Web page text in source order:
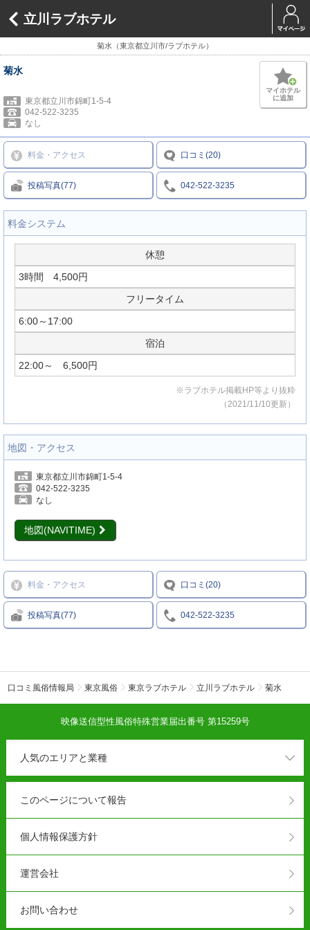
立川ラブホテル
菊水（東京都立川市/ラブホテル）
菊水
東京都立川市錦町1-5-4
042-522-3235
なし
マイホテル
に追加
料金・アクセス 口コミ(20)
投稿写真(77) 042-522-3235
料金システム
休憩
3時間 4,500円
フリータイム
6:00～17:00
宿泊
22:00～ 6,500円
※ラブホテル掲載HP等より抜粋
（2021/11/10更新）
地図・アクセス
東京都立川市錦町1-5-4
042-522-3235
なし
地図(NAVITIME)
料金・アクセス 口コミ(20)
投稿写真(77) 042-522-3235
口コミ風俗情報局 東京風俗 東京ラブホテル 立川ラブホテル 菊水
映像送信型性風俗特殊営業届出番号 第15259号
人気のエリアと業種
このページについて報告
個人情報保護方針
運営会社
お問い合わせ